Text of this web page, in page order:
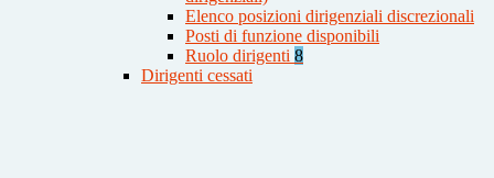
Elenco posizioni dirigenziali discrezionali
Posti di funzione disponibili
Ruolo dirigenti 8
Dirigenti cessati